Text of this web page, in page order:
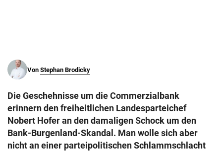
Von Stephan Brodicky
Die Geschehnisse um die Commerzialbank
erinnern den freiheitlichen Landesparteichef
Nobert Hofer an den damaligen Schock um den
Bank-Burgenland-Skandal. Man wolle sich aber
nicht an einer parteipolitischen Schlammschlacht